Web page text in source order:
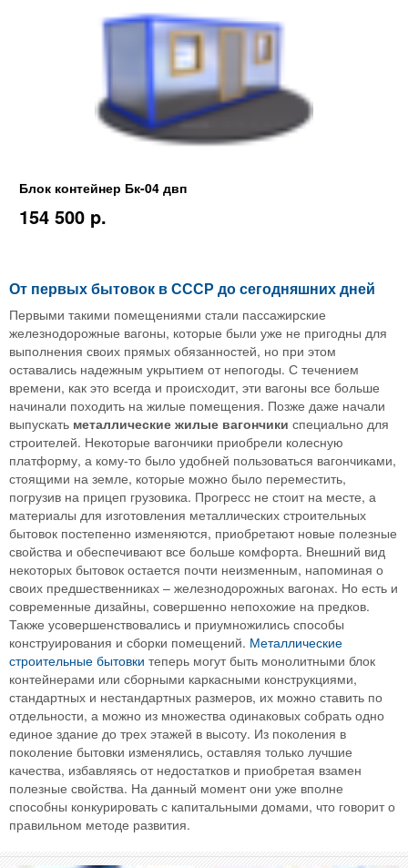
Блок контейнер Бк-04 двп
154 500 p.
От первых бытовок в СССР до сегодняшних дней
Первыми такими помещениями стали пассажирские
железнодорожные вагоны, которые были уже не пригодны для
выполнения своих прямых обязанностей, но при этом
оставались надежным укрытием от непогоды. С течением
времени, как это всегда и происходит, эти вагоны все больше
начинали походить на жилые помещения. Позже даже начали
выпускать металлические жилые вагончики специально для
строителей. Некоторые вагончики приобрели колесную
платформу, а кому-то было удобней пользоваться вагончиками,
стоящими на земле, которые можно было переместить,
погрузив на прицеп грузовика. Прогресс не стоит на месте, а
материалы для изготовления металлических строительных
бытовок постепенно изменяются, приобретают новые полезные
свойства и обеспечивают все больше комфорта. Внешний вид
некоторых бытовок остается почти неизменным, напоминая о
своих предшественниках – железнодорожных вагонах. Но есть и
современные дизайны, совершенно непохожие на предков.
Также усовершенствовались и приумножились способы
конструирования и сборки помещений. Металлические
строительные бытовки теперь могут быть монолитными блок
контейнерами или сборными каркасными конструкциями,
стандартных и нестандартных размеров, их можно ставить по
отдельности, а можно из множества одинаковых собрать одно
единое здание до трех этажей в высоту. Из поколения в
поколение бытовки изменялись, оставляя только лучшие
качества, избавляясь от недостатков и приобретая взамен
полезные свойства. На данный момент они уже вполне
способны конкурировать с капитальными домами, что говорит о
правильном методе развития.